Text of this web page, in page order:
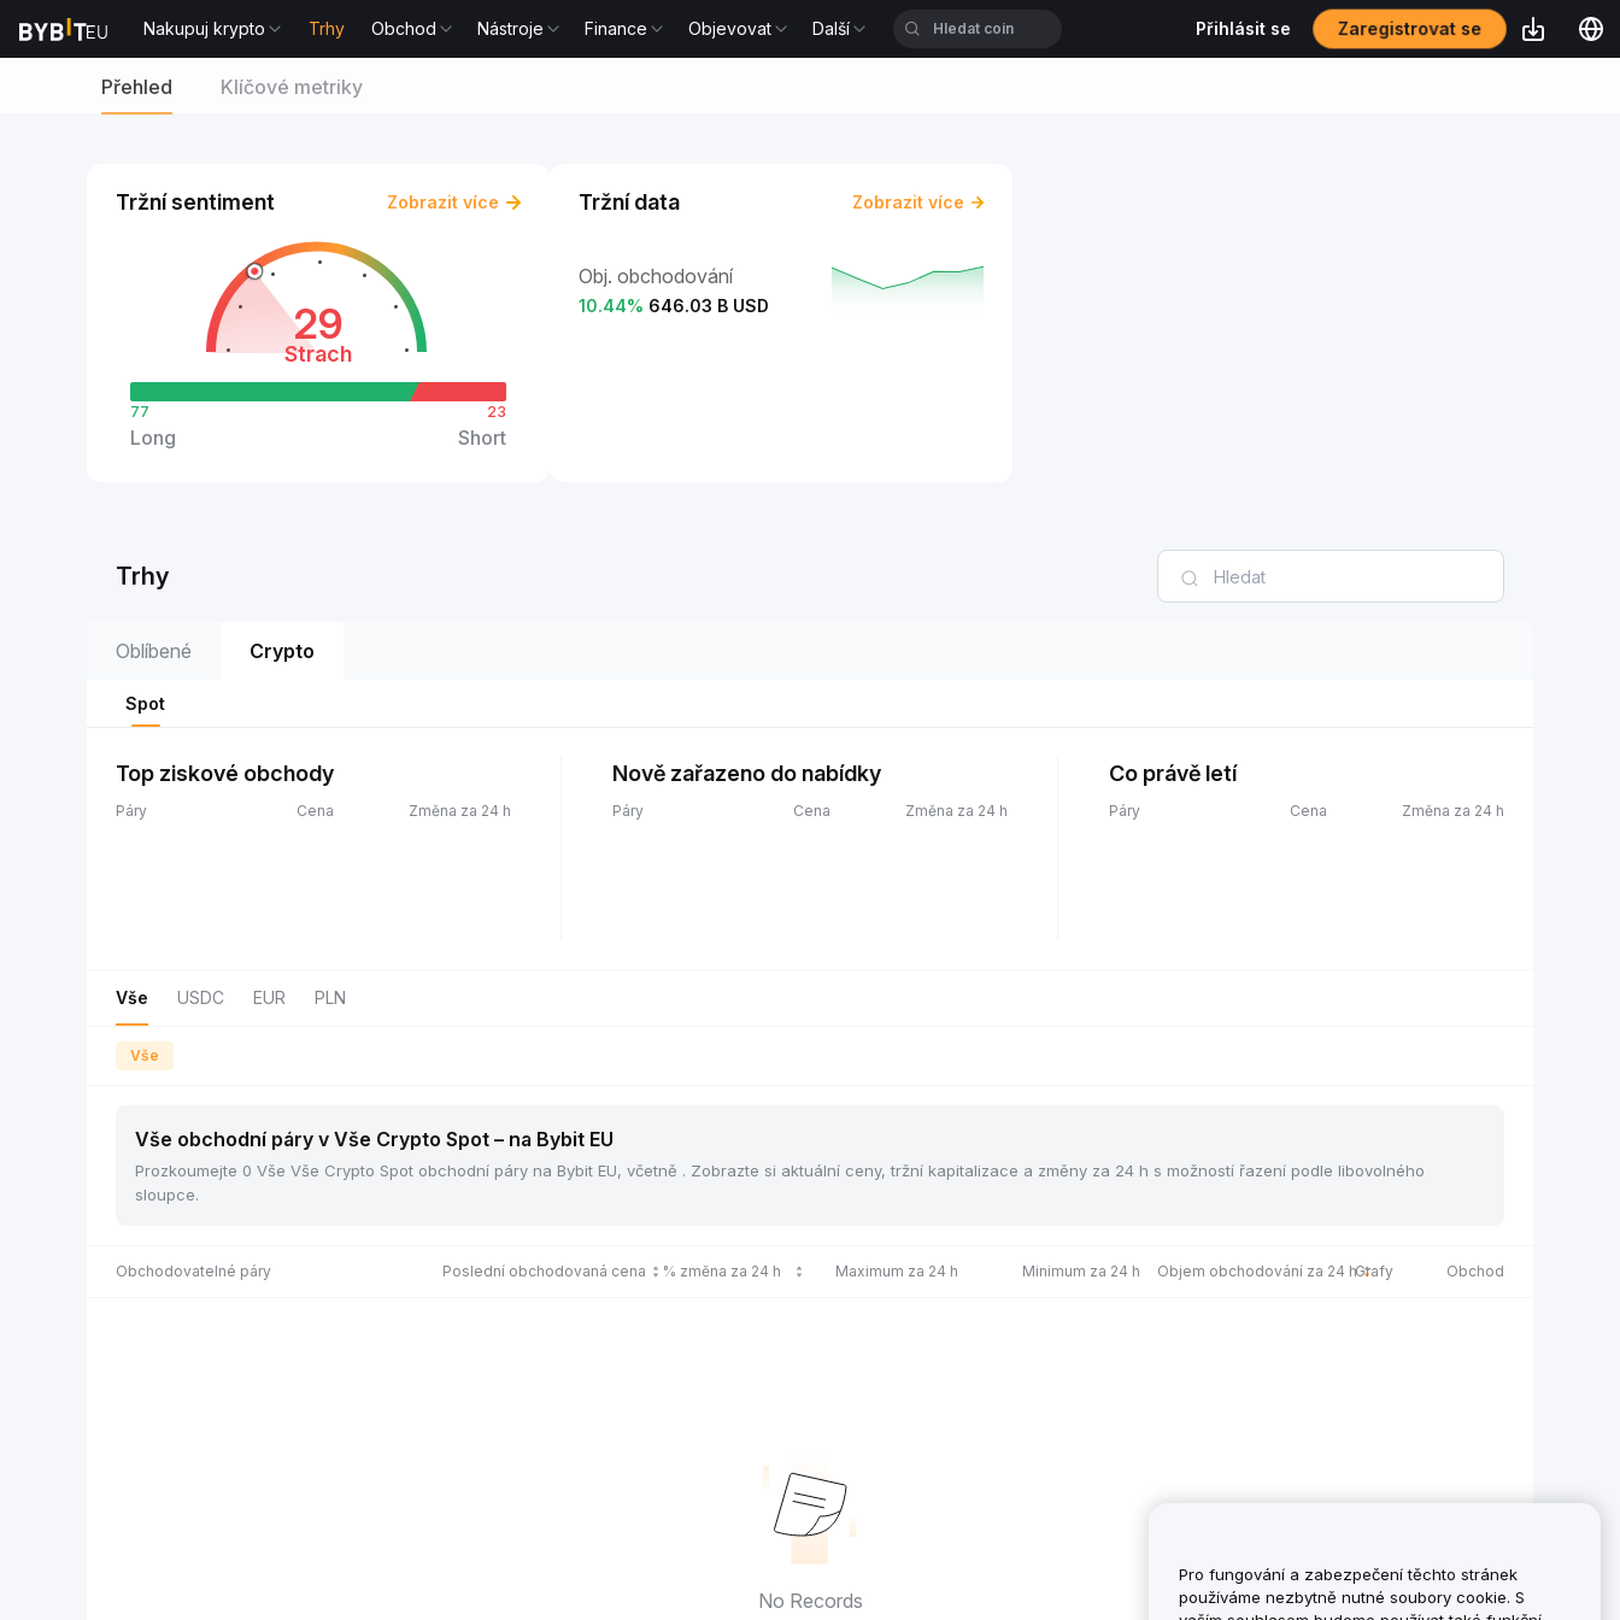
Nakupuj krypto Trhy Obchod Nástroje Finance Objevovat Další Přihlásit se Zaregistrovat se
Přehled Klíčové metriky
Tržní sentiment Zobrazit více
29
Strach
77
Long
23
Short
Tržní data Zobrazit více
Obj. obchodování
10.44% 646.03 B USD
Trhy
Oblíbené Crypto
Spot
Top ziskové obchody
Páry Cena Změna za 24 h
Nově zařazeno do nabídky
Páry Cena Změna za 24 h
Co právě letí
Páry Cena Změna za 24 h
Vše USDC EUR PLN
Vše
Vše obchodní páry v Vše Crypto Spot – na Bybit EU
Prozkoumejte 0 Vše Vše Crypto Spot obchodní páry na Bybit EU, včetně . Zobrazte si aktuální ceny, tržní kapitalizace a změny za 24 h s možností řazení podle libovolného
sloupce.
Obchodovatelné páry Poslední obchodovaná cena % změna za 24 h Maximum za 24 h Minimum za 24 h Objem obchodování za 24 hGrafy Obchod
No Records
Pro fungování a zabezpečení těchto stránek
používáme nezbytně nutné soubory cookie. S